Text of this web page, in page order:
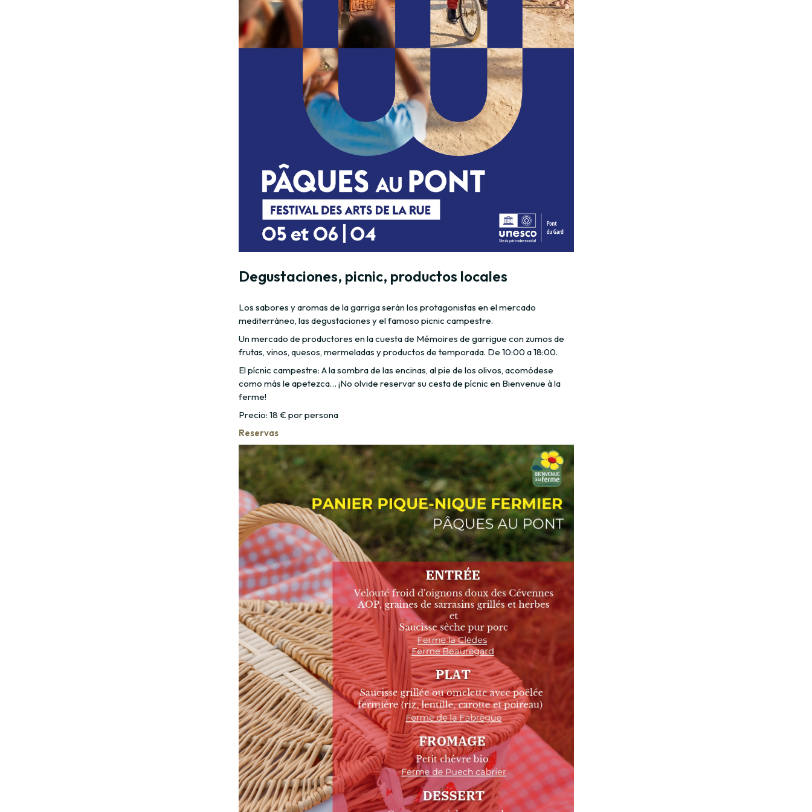
Degustaciones, picnic, productos locales
Los sabores y aromas de la garriga serán los protagonistas en el mercado
mediterráneo, las degustaciones y el famoso picnic campestre.
Un mercado de productores en la cuesta de Mémoires de garrigue con zumos de
frutas, vinos, quesos, mermeladas y productos de temporada. De 10:00 a 18:00.
El pícnic campestre: A la sombra de las encinas, al pie de los olivos, acomódese
como más le apetezca… ¡No olvide reservar su cesta de pícnic en Bienvenue à la
ferme!
Precio: 18 € por persona
Reservas